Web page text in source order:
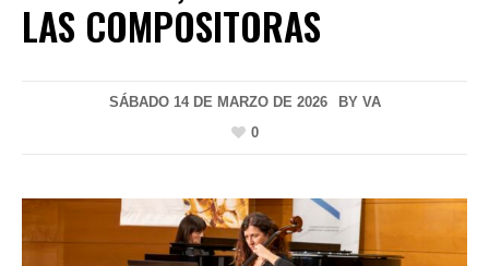
LAS COMPOSITORAS
SÁBADO 14 DE MARZO DE 2026 BY VA
0